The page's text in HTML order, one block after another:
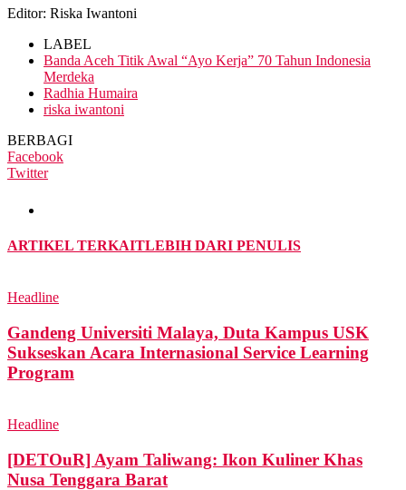
Editor: Riska Iwantoni
LABEL
Banda Aceh Titik Awal “Ayo Kerja” 70 Tahun Indonesia
Merdeka
Radhia Humaira
riska iwantoni
BERBAGI
Facebook
Twitter
ARTIKEL TERKAITLEBIH DARI PENULIS
Headline
Gandeng Universiti Malaya, Duta Kampus USK
Sukseskan Acara Internasional Service Learning
Program
Headline
[DETOuR] Ayam Taliwang: Ikon Kuliner Khas
Nusa Tenggara Barat